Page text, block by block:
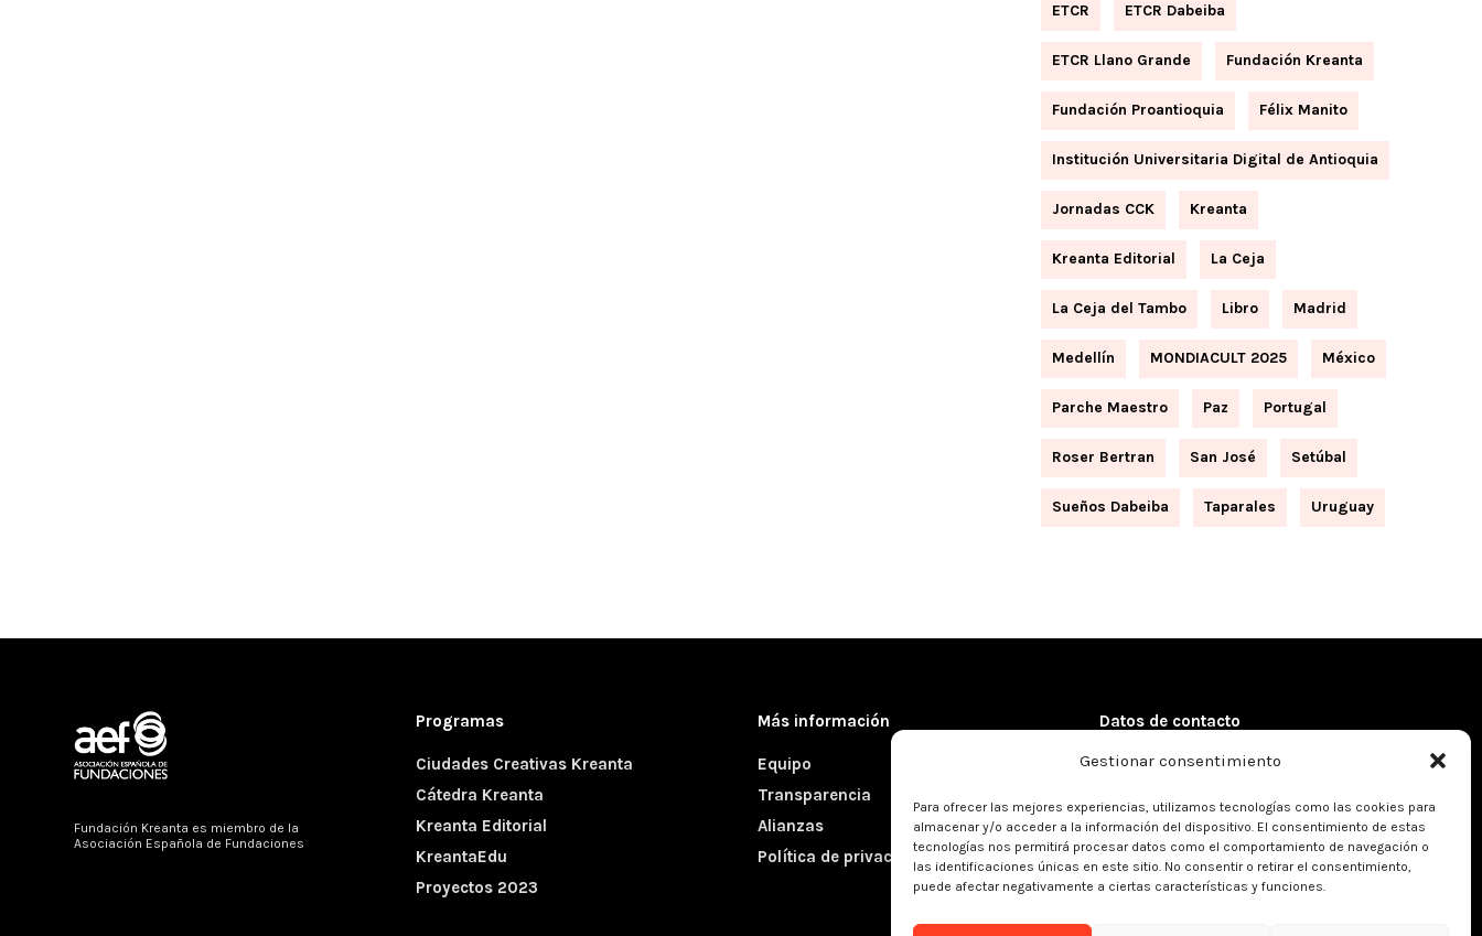
Gestionar consentimiento
Para ofrecer las mejores experiencias, utilizamos tecnologías como las cookies para
almacenar y/o acceder a la información del dispositivo. El consentimiento de estas
tecnologías nos permitirá procesar datos como el comportamiento de navegación o
las identificaciones únicas en este sitio. No consentir o retirar el consentimiento,
puede afectar negativamente a ciertas características y funciones.
ETCR ETCR Dabeiba
ETCR Llano Grande Fundación Kreanta
Fundación Proantioquia Félix Manito
Institución Universitaria Digital de Antioquia
Jornadas CCK Kreanta
Kreanta Editorial La Ceja
La Ceja del Tambo Libro Madrid
Medellín MONDIACULT 2025 México
Parche Maestro Paz Portugal
Roser Bertran San José Setúbal
Sueños Dabeiba Taparales Uruguay
Fundación Kreanta es miembro de la
Asociación Española de Fundaciones
Programas
Ciudades Creativas Kreanta
Cátedra Kreanta
Kreanta Editorial
KreantaEdu
Proyectos 2023
Más información
Equipo
Transparencia
Alianzas
Política de privacidad y cookies
Datos de contacto
Dirección:Córcega 102, 5º 1ª
Teléfono:+34 934 301 427
Email:info@kreanta.org